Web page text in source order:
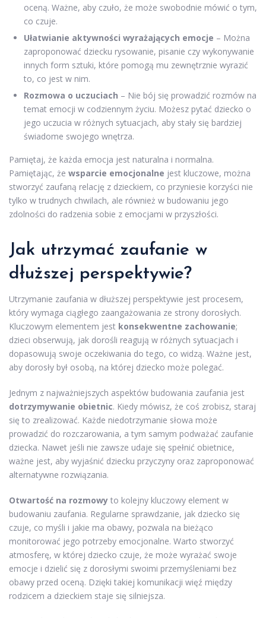
oceną. Ważne, aby czuło, że może swobodnie mówić o tym,
co czuje.
Ułatwianie aktywności wyrażających emocje – Można
zaproponować dziecku rysowanie, pisanie czy wykonywanie
innych form sztuki, które pomogą mu zewnętrznie wyrazić
to, co jest w nim.
Rozmowa o uczuciach – Nie bój się prowadzić rozmów na
temat emocji w codziennym życiu. Możesz pytać dziecko o
jego uczucia w różnych sytuacjach, aby stały się bardziej
świadome swojego wnętrza.
Pamiętaj, że każda emocja jest naturalna i normalna.
Pamiętając, że wsparcie emocjonalne jest kluczowe, można
stworzyć zaufaną relację z dzieckiem, co przyniesie korzyści nie
tylko w trudnych chwilach, ale również w budowaniu jego
zdolności do radzenia sobie z emocjami w przyszłości.
Jak utrzymać zaufanie w
dłuższej perspektywie?
Utrzymanie zaufania w dłuższej perspektywie jest procesem,
który wymaga ciągłego zaangażowania ze strony dorosłych.
Kluczowym elementem jest konsekwentne zachowanie;
dzieci obserwują, jak dorośli reagują w różnych sytuacjach i
dopasowują swoje oczekiwania do tego, co widzą. Ważne jest,
aby dorosły był osobą, na której dziecko może polegać.
Jednym z najważniejszych aspektów budowania zaufania jest
dotrzymywanie obietnic. Kiedy mówisz, że coś zrobisz, staraj
się to zrealizować. Każde niedotrzymanie słowa może
prowadzić do rozczarowania, a tym samym podważać zaufanie
dziecka. Nawet jeśli nie zawsze udaje się spełnić obietnice,
ważne jest, aby wyjaśnić dziecku przyczyny oraz zaproponować
alternatywne rozwiązania.
Otwartość na rozmowy to kolejny kluczowy element w
budowaniu zaufania. Regularne sprawdzanie, jak dziecko się
czuje, co myśli i jakie ma obawy, pozwala na bieżąco
monitorować jego potrzeby emocjonalne. Warto stworzyć
atmosferę, w której dziecko czuje, że może wyrażać swoje
emocje i dzielić się z dorosłymi swoimi przemyśleniami bez
obawy przed oceną. Dzięki takiej komunikacji więź między
rodzicem a dzieckiem staje się silniejsza.